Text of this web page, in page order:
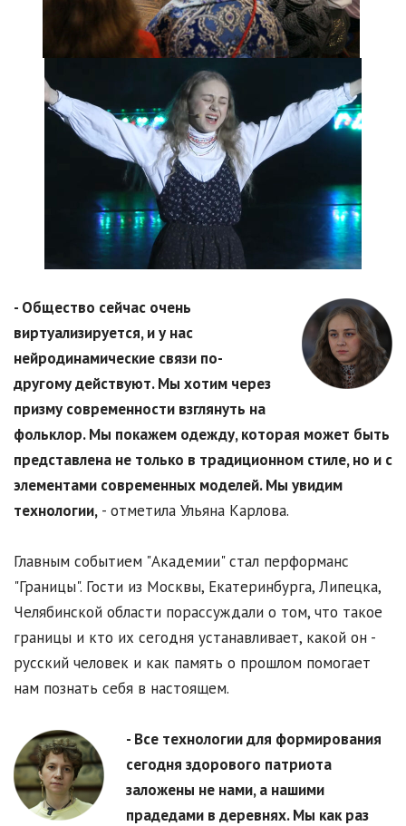
- Общество сейчас очень
виртуализируется, и у нас
нейродинамические связи по-
другому действуют. Мы хотим через
призму современности взглянуть на
фольклор. Мы покажем одежду, которая может быть
представлена не только в традиционном стиле, но и с
элементами современных моделей. Мы увидим
технологии, - отметила Ульяна Карлова.
Главным событием "Академии" стал перформанс
"Границы". Гости из Москвы, Екатеринбурга, Липецка,
Челябинской области порассуждали о том, что такое
границы и кто их сегодня устанавливает, какой он -
русский человек и как память о прошлом помогает
нам познать себя в настоящем.
- Все технологии для формирования
сегодня здорового патриота
заложены не нами, а нашими
прадедами в деревнях. Мы как раз